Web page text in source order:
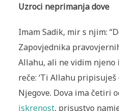
Uzroci neprimanja dove
Imam Sadik, mir s njim:
Zapovjednika
Allahu, ali ne vidim njeno
reče: ‘Ti Allahu
Njegove. Dova ima četiri
iskrenost, prisustvo